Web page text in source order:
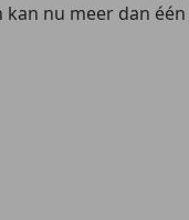
nu meer dan één